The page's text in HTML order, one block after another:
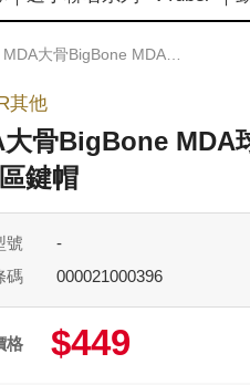
MDA大骨BigBone MDA球帽PBT熱昇華數字區鍵帽
其他
骨BigBone MDA
鍵帽
號
-
碼
000021000396
格 $449